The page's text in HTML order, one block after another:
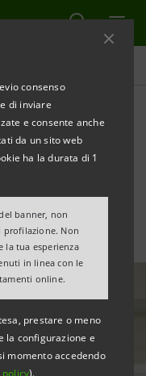
consenso
di inviare
e consente anche
da un sito web
ha la durata di 1
banner, non
profilazione. Non
la tua esperienza
in linea con le
online.
prestare o meno
la configurazione e
momento accedendo
policy).
in